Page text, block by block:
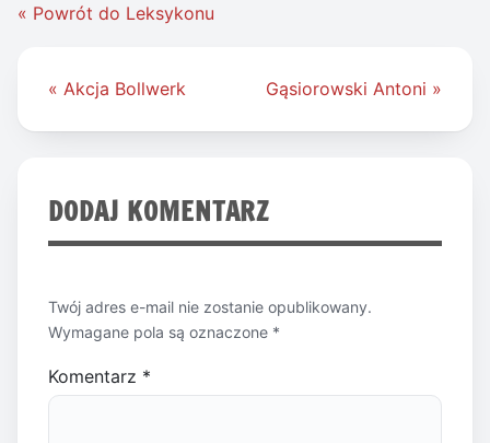
« Powrót do Leksykonu
Nawigacja
« Akcja Bollwerk Gąsiorowski Antoni »
DODAJ KOMENTARZ
Twój adres e-mail nie zostanie opublikowany.
Wymagane pola są oznaczone *
Komentarz *